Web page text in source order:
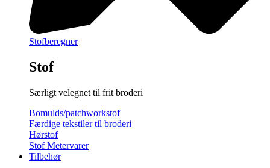
Stofberegner
Stof
Særligt velegnet til frit broderi
Bomulds/patchworkstof
Færdige tekstiler til broderi
Hørstof
Stof Metervarer
Tilbehør